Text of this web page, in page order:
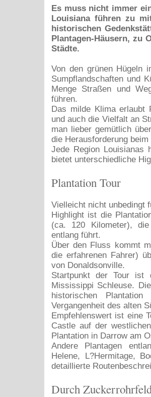
Es muss nicht immer
Louisiana führen zu
historischen
Plantagen-Häusern, zu
Städte.
Von den grünen Hügeln
Sumpflandschaften und
Menge Straßen und
führen.
Das milde Klima erlaubt
und auch die Vielfalt an
man lieber gemütlich
die Herausforderung
Jede Region Louisianas
bietet unterschiedliche
Plantation Tour
Vielleicht nicht unbedingt
Highlight ist die
(ca. 120 Kilometer),
entlang führt.
Über den Fluss kommt
die erfahrenen Fahrer)
von Donaldsonville.
Startpunkt der Tour ist
Mississippi Schleuse.
historischen
Vergangenheit des alten
Empfehlenswert ist eine
Castle auf der
Plantation in Darrow am
Andere Plantagen
Helene, L?Hermitage,
detaillierte
Durch